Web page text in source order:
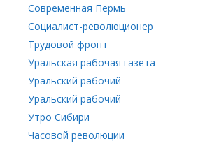
Современная Пермь
Социалист-революционер
Трудовой фронт
Уральская рабочая газета
Уральский рабочий
Уральский рабочий
Утро Сибири
Часовой революции